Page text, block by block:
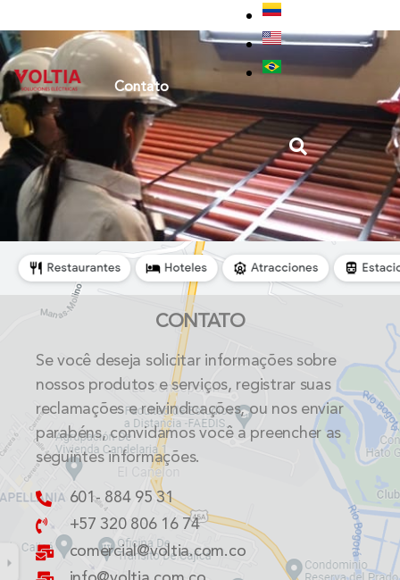
Contato
CONTATO
Se você deseja solicitar informações sobre
nossos produtos e serviços, registrar suas
reclamações e reivindicações, ou nos enviar
parabéns, convidamos você a preencher as
seguintes informações.
601- 884 95 31
+57 320 806 16 74
comercial@voltia.com.co